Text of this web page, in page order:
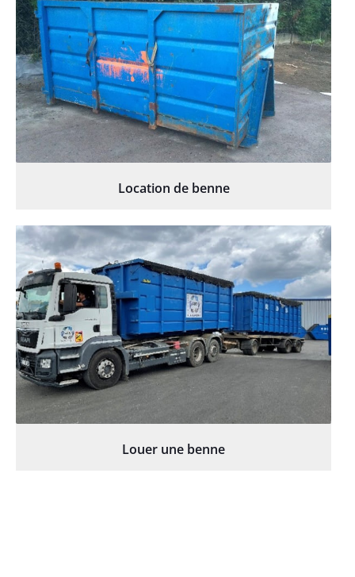
Location de benne
Louer une benne